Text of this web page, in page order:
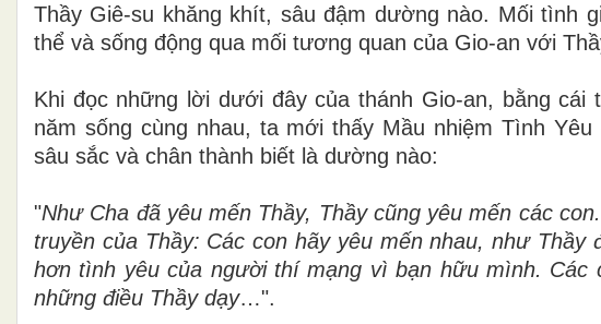
Thầy Giê-su khăng khít, sâu đậm dường nào. Mối tình
thể và sống động qua mối tương quan của Gio-an với
Khi đọc những lời dưới đây của thánh Gio-an, bằng
năm sống cùng nhau, ta mới thấy Mầu nhiệm Tình
sâu sắc và chân thành biết là dường nào:
"Như Cha đã yêu mến Thầy, Thầy cũng yêu mến các
truyền của Thầy: Các con hãy yêu mến nhau, như
hơn tình yêu của người thí mạng vì bạn hữu mình. Các
những điều Thầy dạy…".